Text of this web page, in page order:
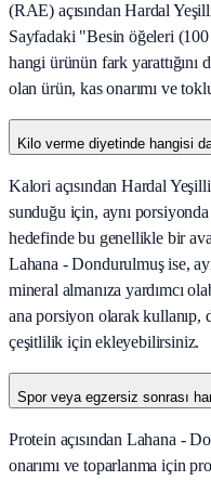
(RAE) açısından Hardal
Sayfadaki "Besin öğeleri
hangi ürünün fark yarattığını
olan ürün, kas onarımı ve
Kilo verme diyetinde hangisi
Kalori açısından Hardal
sunduğu için, aynı
hedefinde bu genellikle bir
Lahana - Dondurulmuş ise,
mineral almanıza yardımcı
ana porsiyon olarak
çeşitlilik için ekleyebilirsiniz.
Spor veya egzersiz sonrası
Protein açısından Lahana -
onarımı ve toparlanma için